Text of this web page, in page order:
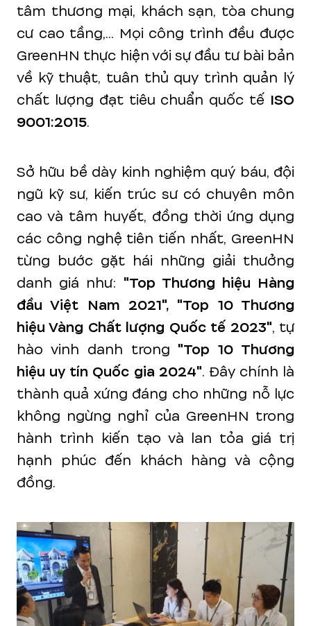
tâm thương mại, khách sạn, tòa chung
cư cao tầng,... Mọi công trình đều được
GreenHN thực hiện với sự đầu tư bài bản
về kỹ thuật, tuân thủ quy trình quản lý
chất lượng đạt tiêu chuẩn quốc tế ISO
9001:2015.
Sở hữu bề dày kinh nghiệm quý báu, đội
ngũ kỹ sư, kiến trúc sư có chuyên môn
cao và tâm huyết, đồng thời ứng dụng
các công nghệ tiên tiến nhất, GreenHN
từng bước gặt hái những giải thưởng
danh giá như: "Top Thương hiệu Hàng
đầu Việt Nam 2021", "Top 10 Thương
hiệu Vàng Chất lượng Quốc tế 2023", tự
hào vinh danh trong "Top 10 Thương
hiệu uy tín Quốc gia 2024". Đây chính là
thành quả xứng đáng cho những nỗ lực
không ngừng nghỉ của GreenHN trong
hành trình kiến tạo và lan tỏa giá trị
hạnh phúc đến khách hàng và cộng
đồng.